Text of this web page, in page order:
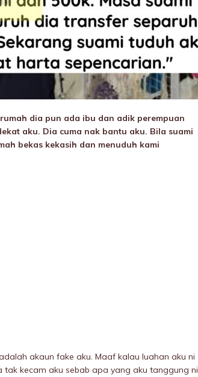
dia pun ada ibu dan adik perempuan
aku. Dia cuma nak bantu aku. Bila suami
bekas kekasih dan menuduh kami
akaun fake aku. Maaf kalau luahan aku ni
kecam aku sebab apa yang aku tanggung ni